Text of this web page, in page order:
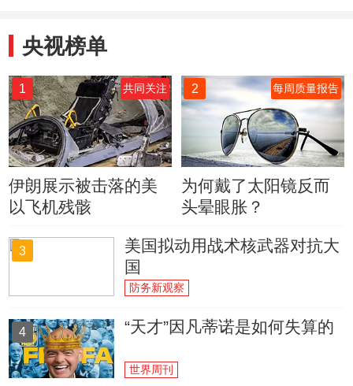
央视榜单
1 共同关注
伊朗展示被击落的美
以飞机残骸
2 每周质量报告
为何戴了太阳镜反而
头晕眼胀？
3
美国拟动用战术核武器对抗大
国
防务新观察
4 “天才”因凡蒂诺是如何失算的
世界周刊